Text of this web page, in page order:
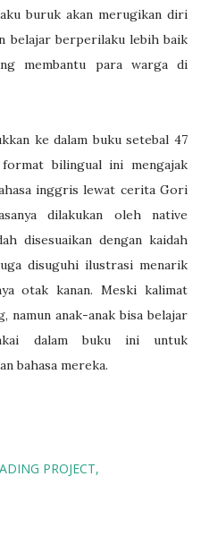
buruk akan merugikan diri
belajar berperilaku lebih baik
membantu para warga di
ke dalam buku setebal 47
bilingual ini mengajak
inggris lewat cerita Gori
dilakukan oleh native
disesuaikan dengan kaidah
disuguhi ilustrasi menarik
otak kanan. Meski kalimat
namun anak-anak bisa belajar
dalam buku ini untuk
bahasa mereka.
PROJECT